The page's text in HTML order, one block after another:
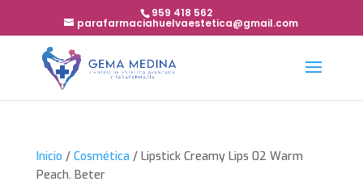
959 418 562
parafarmaciahuelvaestetica@gmail.com
Inicio / Cosmética / Lipstick Creamy Lips 02 Warm
Peach. Beter